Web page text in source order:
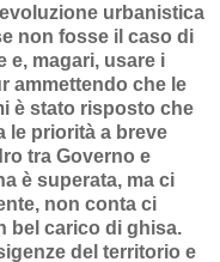
urbanistica
non fosse il caso di
e, magari, usare i
ammettendo che le
è stato risposto che
le priorità a breve
tra Governo e
è superata, ma ci
non conta ci
bel carico di ghisa.
del territorio e